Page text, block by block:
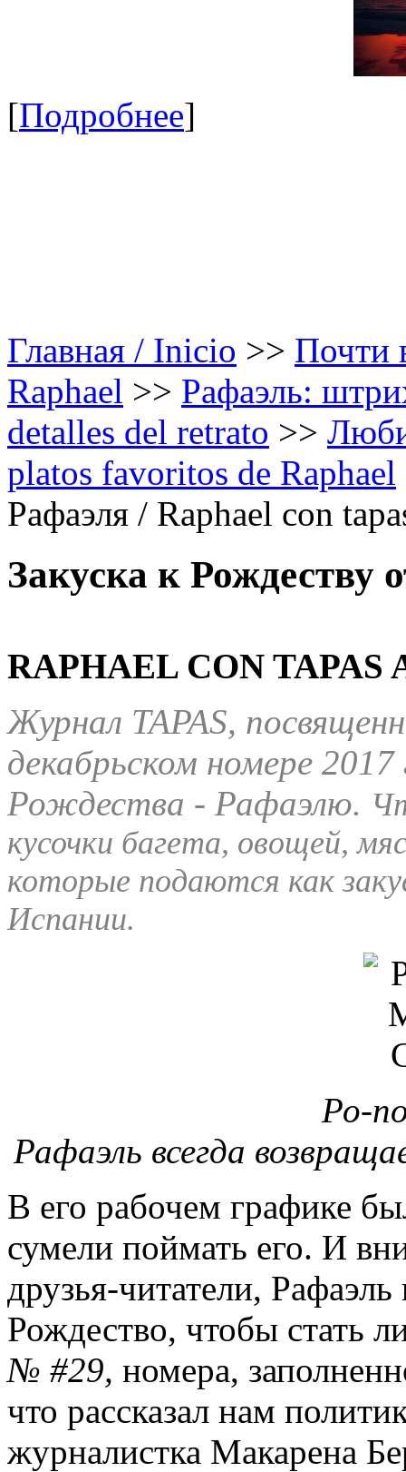
[Подробнее]
Главная / Inicio >> Почти
Raphael >> Рафаэль:
detalles del retrato >>
platos favoritos de Raphael
Рафаэля / Raphael con
Закуска к Рождеству
RAPHAEL CON TAPAS
Журнал TAPAS,
декабрьском номере
Рождества - Рафаэлю.
кусочки багета, овощей,
которые подаются как
Испании.
Ро-
Рафаэль всегда
В его рабочем графике
сумели поймать его. И
друзья-читатели,
Рождество, чтобы стать
№ #29, номера,
что рассказал нам
журналистка Макарена